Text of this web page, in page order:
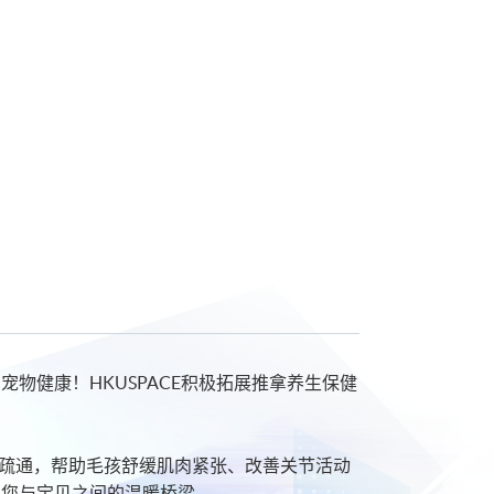
物健康！HKUSPACE积极拓展推拿养生保健
通，帮助毛孩舒缓肌肉紧张、改善关节活动